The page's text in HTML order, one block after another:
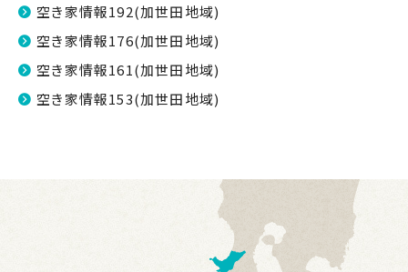
空き家情報192(加世田地域)
空き家情報176(加世田地域)
空き家情報161(加世田地域)
空き家情報153(加世田地域)